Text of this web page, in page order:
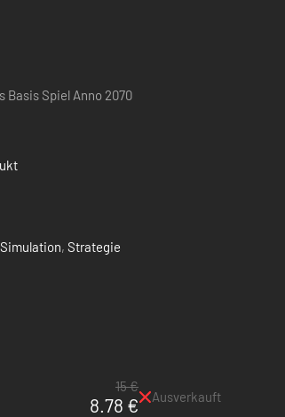
Basis Spiel Anno 2070
Simulation, Strategie
15 €
8.78 € Ausverkauft